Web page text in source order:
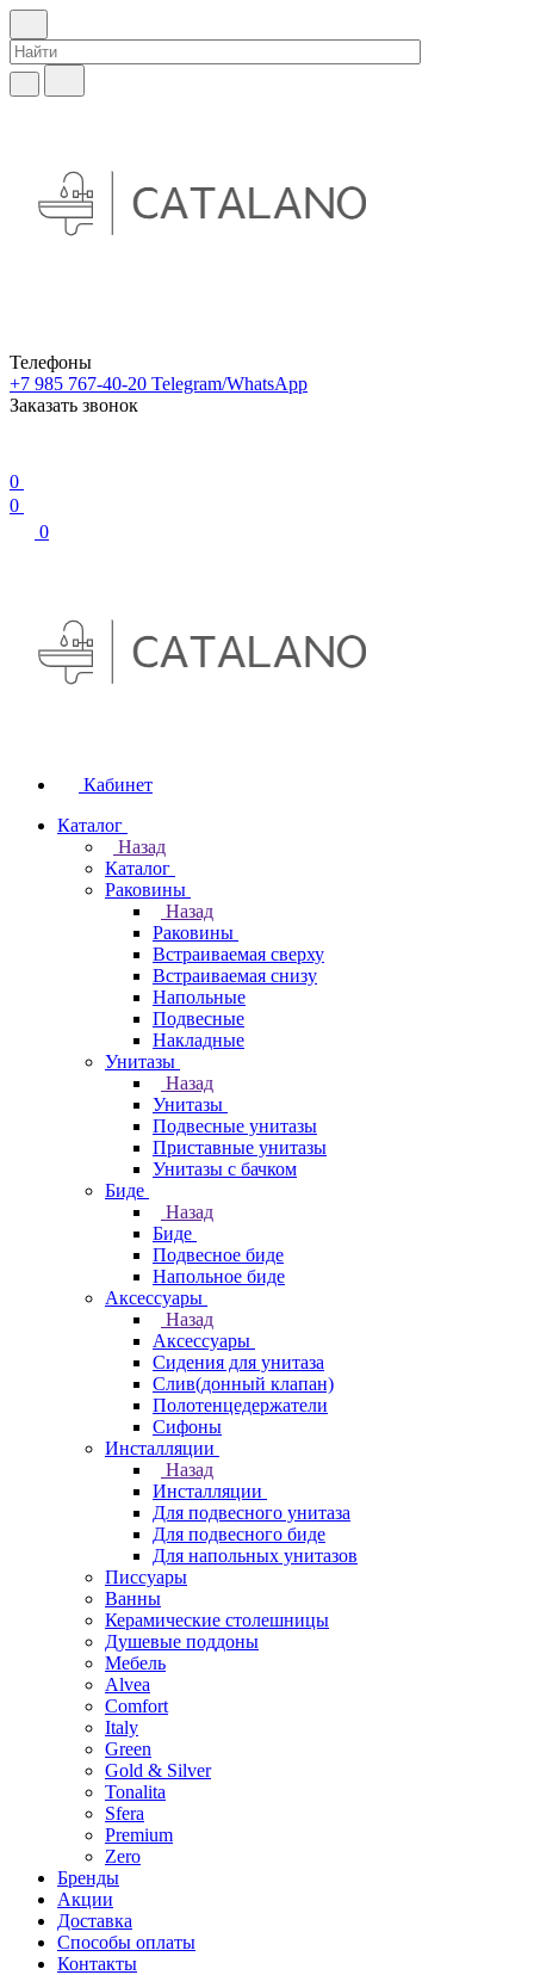
Телефоны
+7 985 767-40-20 Telegram/WhatsApp
Заказать звонок
0
0
0
Кабинет
Каталог
Назад
Каталог
Раковины
Назад
Раковины
Встраиваемая сверху
Встраиваемая снизу
Напольные
Подвесные
Накладные
Унитазы
Назад
Унитазы
Подвесные унитазы
Приставные унитазы
Унитазы с бачком
Биде
Назад
Биде
Подвесное биде
Напольное биде
Аксессуары
Назад
Аксессуары
Сидения для унитаза
Слив(донный клапан)
Полотенцедержатели
Сифоны
Инсталляции
Назад
Инсталляции
Для подвесного унитаза
Для подвесного биде
Для напольных унитазов
Писсуары
Ванны
Керамические столешницы
Душевые поддоны
Мебель
Alvea
Comfort
Italy
Green
Gold & Silver
Tonalita
Sfera
Premium
Zero
Бренды
Акции
Доставка
Способы оплаты
Контакты